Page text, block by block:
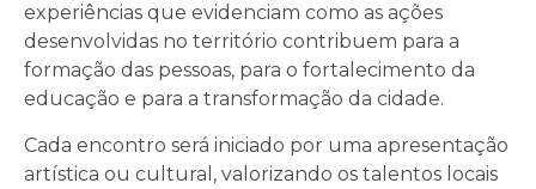
experiências que evidenciam como as ações
desenvolvidas no território contribuem para a
formação das pessoas, para o fortalecimento da
educação e para a transformação da cidade.
Cada encontro será iniciado por uma apresentação
artística ou cultural, valorizando os talentos locais